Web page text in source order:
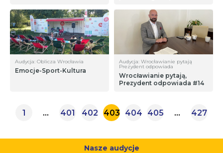
Audycja: Oblicza Wrocławia
Emocje-Sport-Kultura
Audycja: Wrocławianie pytają
Prezydent odpowiada
Wrocławianie pytają,
Prezydent odpowiada #14
1 … 401 402 403 404 405 … 427
Nasze audycje